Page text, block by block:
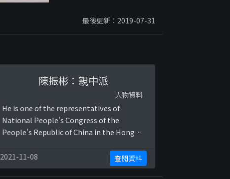
最後更新：2019-07-31
陳振彬：親中派
人物資料
He is one of the representatives of
National People's Congress of the
People's Republic of China in the Hong
current totalitarian Chinese regime and
was hostil ...
2021-11-08 查閱資料